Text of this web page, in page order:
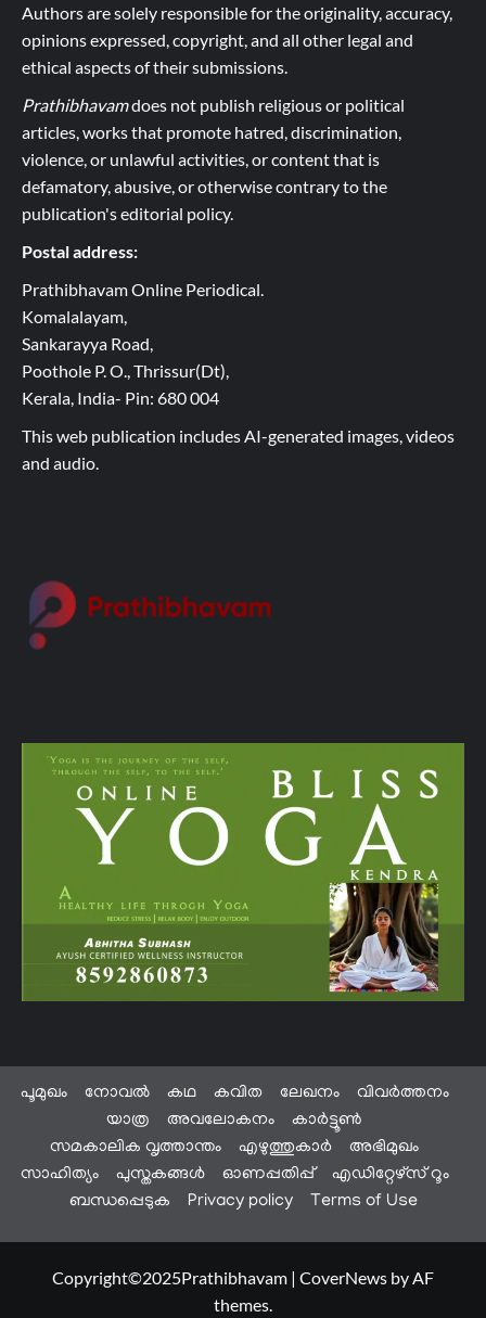
Authors are solely responsible for the originality, accuracy,
opinions expressed, copyright, and all other legal and
ethical aspects of their submissions.
Prathibhavamdoes not publish religious or political
articles, works that promote hatred, discrimination,
violence, or unlawful activities, or content that is
defamatory, abusive, or otherwise contrary to the
publication's editorial policy.
Postal address:
Prathibhavam Online Periodical.
Komalalayam,
Sankarayya Road,
Poothole P. O., Thrissur(Dt),
Kerala, India- Pin: 680 004
This web publication includes AI-generated images, videos
and audio.
പൂമുഖം നോവൽ കഥ കവിത ലേഖനം
വിവർത്തനം
യാത്ര
അവലോകനം
കാർട്ടൂൺ
സമകാലിക വൃത്താന്തം
എഴുത്തുകാർ
അഭിമുഖം
സാഹിത്യം
പുസ്തകങ്ങൾ ഓണപ്പതിപ്പ്
എഡിറ്റേഴ്സ് റൂം
ബന്ധപ്പെടുക
Privacy policy Terms of Use
Copyright©2025Prathibhavam | CoverNews by AF
themes.